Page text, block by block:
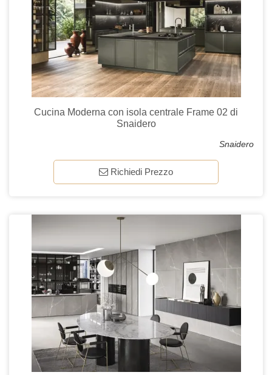
Cucina Moderna con isola centrale Frame 02 di
Snaidero
Snaidero
Richiedi Prezzo